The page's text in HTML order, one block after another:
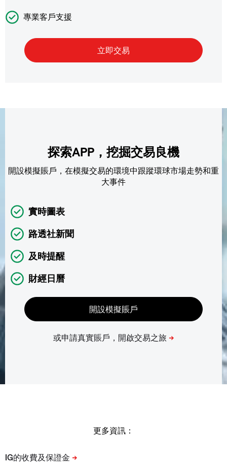
專業客戶支援
探索APP，挖掘交易良機
開設模擬賬戶，在模擬交易的環境中跟蹤環球市場走勢和重
大事件
實時圖表
路透社新聞
及時提醒
財經日曆
更多資訊：